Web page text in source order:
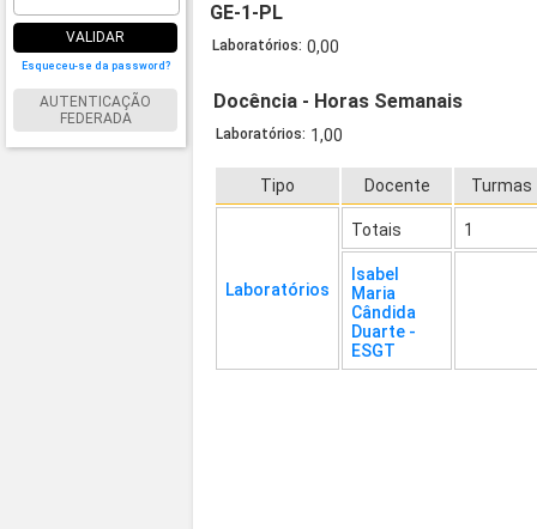
VALIDAR
Esqueceu-se da password?
AUTENTICAÇÃO
FEDERADA
GE-1-PL
Laboratórios: 0,00
Docência - Horas Semanais
Laboratórios: 1,00
Tipo Docente Turmas
Laboratórios
Totais 1
Isabel
Maria
Cândida
Duarte -
ESGT